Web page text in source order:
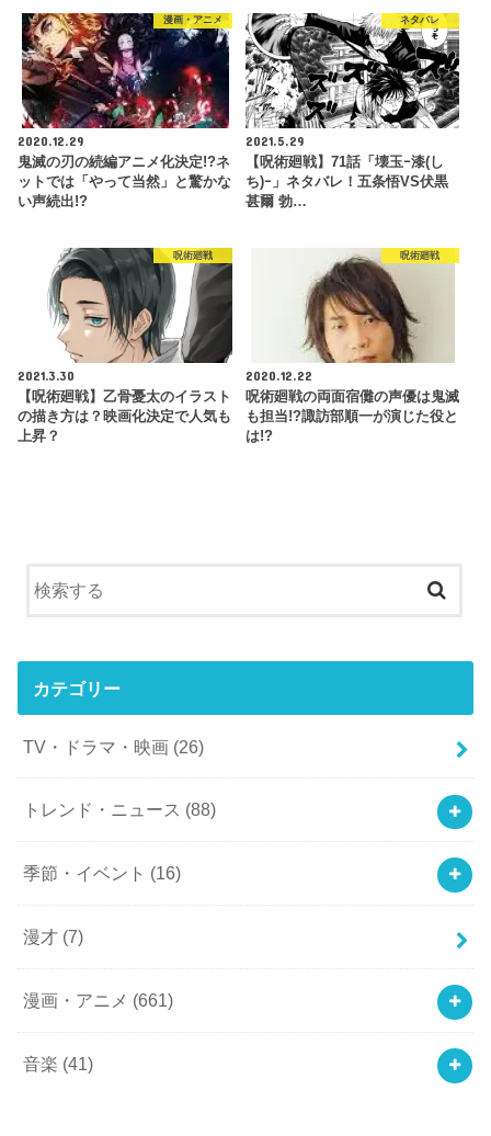
漫画・アニメ
2020.12.29
鬼滅の刃の続編アニメ化決定!?ネ
ットでは「やって当然」と驚かな
い声続出!?
ネタバレ
2021.5.29
【呪術廻戦】71話「壊玉ｰ漆(し
ち)ｰ」ネタバレ！五条悟VS伏黒
甚爾 勃…
呪術廻戦
2021.3.30
【呪術廻戦】乙骨憂太のイラスト
の描き方は？映画化決定で人気も
上昇？
呪術廻戦
2020.12.22
呪術廻戦の両面宿儺の声優は鬼滅
も担当!?諏訪部順一が演じた役と
は!?
カテゴリー
TV・ドラマ・映画 (26)
トレンド・ニュース (88)
季節・イベント (16)
漫才 (7)
漫画・アニメ (661)
音楽 (41)